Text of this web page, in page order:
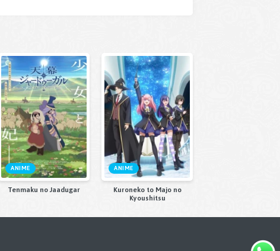
ANIME
Tenmaku no Jaadugar
ANIME
Kuroneko to Majo no
Kyoushitsu